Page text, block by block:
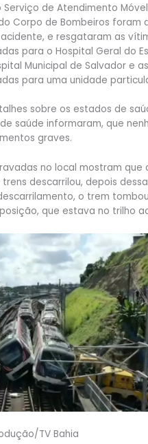
Serviço de Atendimento
Corpo de Bombeiros foram
e resgataram as
para o Hospital Geral do
Municipal de Salvador e
para uma unidade
sobre os estados de
saúde informaram, que
graves.
no local mostram
descarrilou, depois
o trem
que estava no trilho
TV Bahia